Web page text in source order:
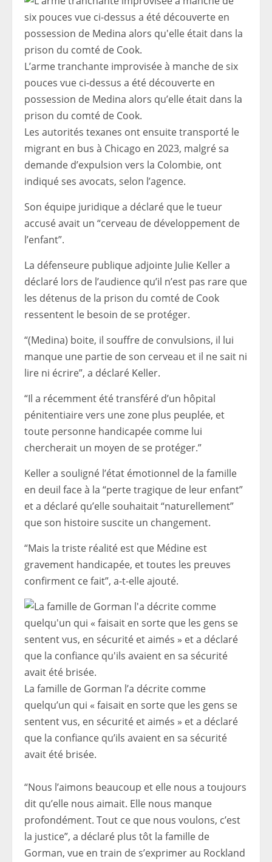
L’arme tranchante improvisée à manche de six
pouces vue ci-dessus a été découverte en
possession de Medina alors qu’elle était dans la
prison du comté de Cook.
Les autorités texanes ont ensuite transporté le
migrant en bus à Chicago en 2023, malgré sa
demande d’expulsion vers la Colombie, ont
indiqué ses avocats, selon l’agence.
Son équipe juridique a déclaré que le tueur
accusé avait un “cerveau de développement de
l’enfant”.
La défenseure publique adjointe Julie Keller a
déclaré lors de l’audience qu’il n’est pas rare que
les détenus de la prison du comté de Cook
ressentent le besoin de se protéger.
“(Medina) boite, il souffre de convulsions, il lui
manque une partie de son cerveau et il ne sait ni
lire ni écrire”, a déclaré Keller.
“Il a récemment été transféré d’un hôpital
pénitentiaire vers une zone plus peuplée, et
toute personne handicapée comme lui
chercherait un moyen de se protéger.”
Keller a souligné l’état émotionnel de la famille
en deuil face à la “perte tragique de leur enfant”
et a déclaré qu’elle souhaitait “naturellement”
que son histoire suscite un changement.
“Mais la triste réalité est que Médine est
gravement handicapée, et toutes les preuves
confirment ce fait”, a-t-elle ajouté.
La famille de Gorman l’a décrite comme
quelqu’un qui « faisait en sorte que les gens se
sentent vus, en sécurité et aimés » et a déclaré
que la confiance qu’ils avaient en sa sécurité
avait été brisée.
“Nous l’aimons beaucoup et elle nous a toujours
dit qu’elle nous aimait. Elle nous manque
profondément. Tout ce que nous voulons, c’est
la justice”, a déclaré plus tôt la famille de
Gorman, vue en train de s’exprimer au Rockland